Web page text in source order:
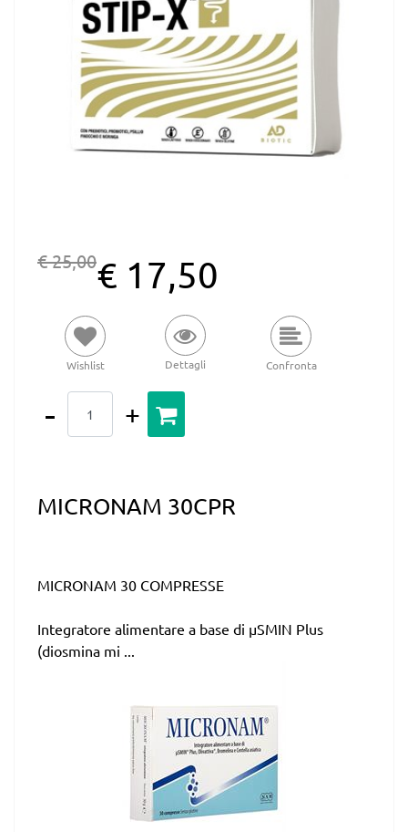
€ 25,00€ 17,50
Wishlist Dettagli Confronta
MICRONAM 30CPR
MICRONAM 30 COMPRESSE
Integratore alimentare a base di µSMIN Plus
(diosmina mi ...